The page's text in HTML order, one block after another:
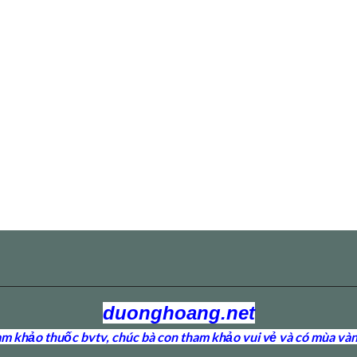
duonghoang.net
khảo thuốc bvtv, chúc bà con tham khảo vui vẻ và có mùa